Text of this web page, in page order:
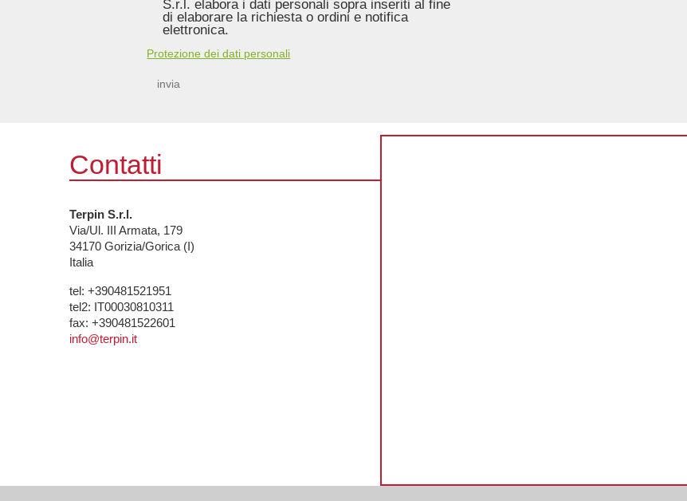
S.r.l. elabora i dati personali sopra inseriti al fine
di elaborare la richiesta o ordini e notifica
elettronica.
Protezione dei dati personali
invia
Contatti
Terpin S.r.l.
Via/Ul. III Armata, 179
34170 Gorizia/Gorica (I)
Italia
tel: +390481521951
tel2: IT00030810311
fax: +390481522601
info@terpin.it